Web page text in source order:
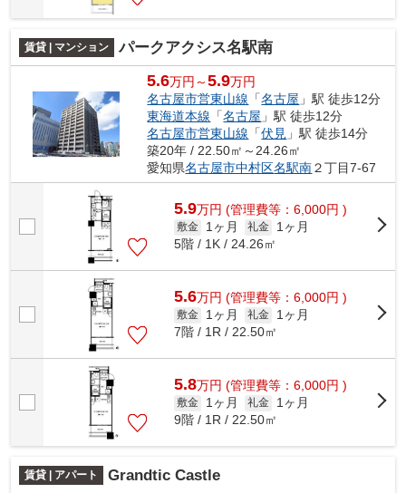
賃貸 | マンション パークアクシス名駅南
5.6万円～5.9万円
名古屋市営東山線 「名古屋 」駅 徒歩12分
東海道本線 「名古屋 」駅 徒歩12分
名古屋市営東山線 「伏見 」駅 徒歩14分
築20年 / 22.50㎡～24.26㎡
愛知県名古屋市中村区名駅南２丁目7-67
5.9万円 (管理費等：6,000円 )
敷金 1ヶ月 礼金
1ヶ月
5階 / 1K / 24.26㎡
5.6万円 (管理費等：6,000円 )
敷金 1ヶ月 礼金
1ヶ月
7階 / 1R / 22.50㎡
5.8万円 (管理費等：6,000円 )
敷金 1ヶ月 礼金
1ヶ月
9階 / 1R / 22.50㎡
賃貸 | アパート Grandtic Castle